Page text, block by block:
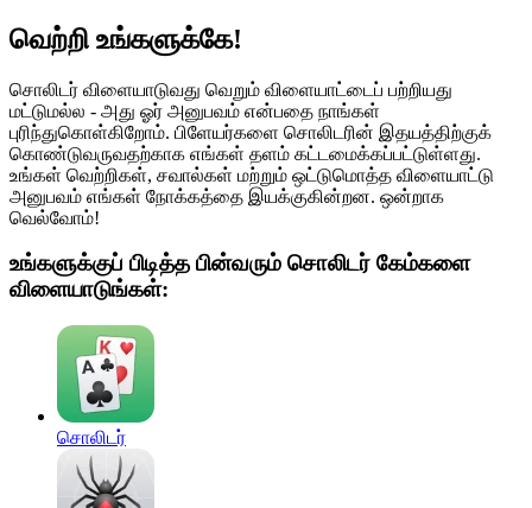
வெற்றி உங்களுக்கே!
சொலிடர் விளையாடுவது வெறும் விளையாட்டைப் பற்றியது
மட்டுமல்ல - அது ஓர் அனுபவம் என்பதை நாங்கள்
புரிந்துகொள்கிறோம். பிளேயர்களை சொலிடரின் இதயத்திற்குக்
கொண்டுவருவதற்காக எங்கள் தளம் கட்டமைக்கப்பட்டுள்ளது.
உங்கள் வெற்றிகள், சவால்கள் மற்றும் ஒட்டுமொத்த விளையாட்டு
அனுபவம் எங்கள் நோக்கத்தை இயக்குகின்றன. ஒன்றாக
வெல்வோம்!
உங்களுக்குப் பிடித்த பின்வரும் சொலிடர் கேம்களை
விளையாடுங்கள்:
சொலிடர்